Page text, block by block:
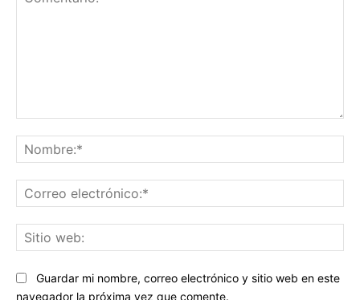
Guardar mi nombre, correo electrónico y sitio web en este
navegador la próxima vez que comente.